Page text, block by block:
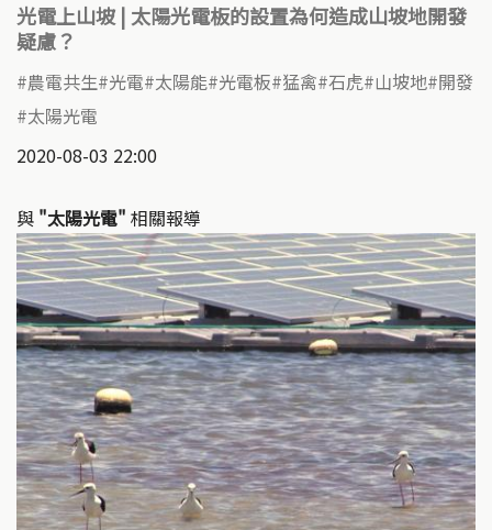
光電上山坡 | 太陽光電板的設置為何造成山坡地開發
疑慮？
農電共生 光電 太陽能 光電板 猛禽 石虎 山坡地 開發
太陽光電
2020-08-03 22:00
與 "太陽光電" 相關報導